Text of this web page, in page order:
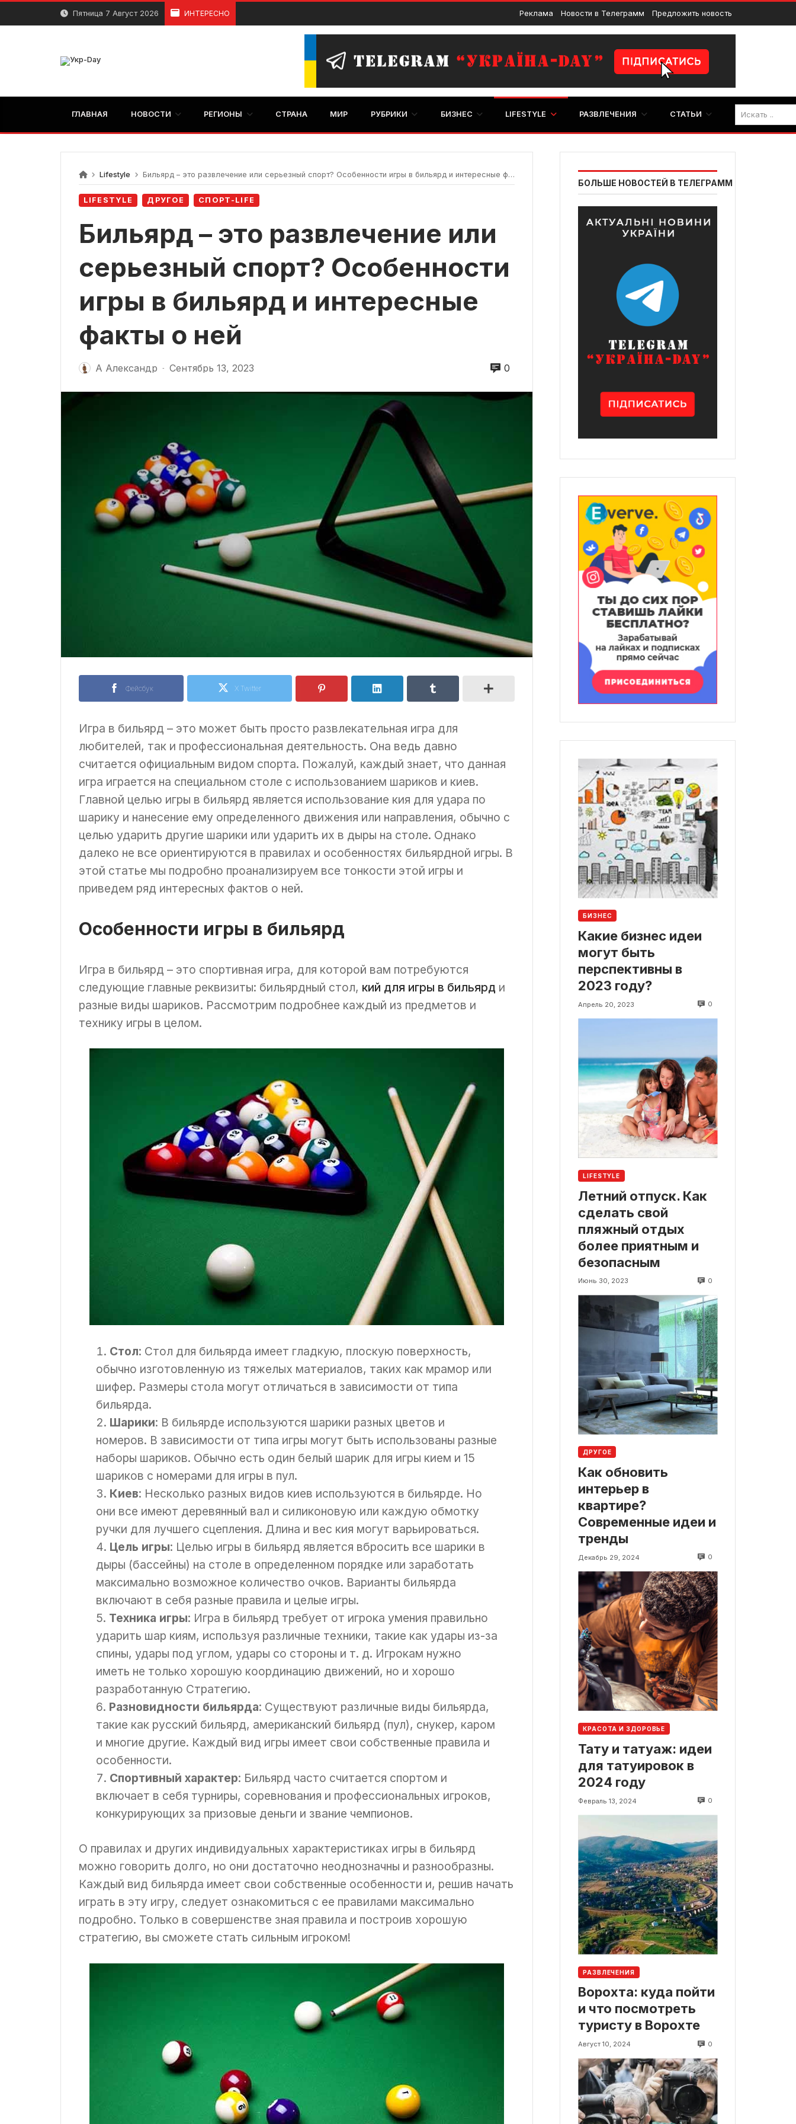
перейти
содержанию
Пятница 7 Август 2026 ИНТЕРЕСНО Реклама Новости в Телеграмм Предложить новость
ГЛАВНАЯ НОВОСТИ РЕГИОНЫ СТРАНА МИР РУБРИКИ БИЗНЕС LIFESTYLE РАЗВЛЕЧЕНИЯ СТАТЬИ
Lifestyle Бильярд – это развлечение или серьезный спорт? Особенности игры в бильярд и интересные факты о ней
LIFESTYLE ДРУГОЕ СПОРТ-LIFE
Бильярд – это развлечение или
серьезный спорт? Особенности
игры в бильярд и интересные
факты о ней
А Александр - Сентябрь 13, 2023 0
Фейсбук X Twitter
Игра в бильярд – это может быть просто развлекательная игра для
любителей, так и профессиональная деятельность. Она ведь давно
считается официальным видом спорта. Пожалуй, каждый знает, что данная
игра играется на специальном столе с использованием шариков и киев.
Главной целью игры в бильярд является использование кия для удара по
шарику и нанесение ему определенного движения или направления, обычно с
целью ударить другие шарики или ударить их в дыры на столе. Однако
далеко не все ориентируются в правилах и особенностях бильярдной игры. В
этой статье мы подробно проанализируем все тонкости этой игры и
приведем ряд интересных фактов о ней.
Особенности игры в бильярд
Игра в бильярд – это спортивная игра, для которой вам потребуются
следующие главные реквизиты: бильярдный стол, кий для игры в бильярд и
разные виды шариков. Рассмотрим подробнее каждый из предметов и
технику игры в целом.
Стол: Стол для бильярда имеет гладкую, плоскую поверхность,
обычно изготовленную из тяжелых материалов, таких как мрамор или
шифер. Размеры стола могут отличаться в зависимости от типа
бильярда.
Шарики: В бильярде используются шарики разных цветов и
номеров. В зависимости от типа игры могут быть использованы разные
наборы шариков. Обычно есть один белый шарик для игры кием и 15
шариков с номерами для игры в пул.
Киев: Несколько разных видов киев используются в бильярде. Но
они все имеют деревянный вал и силиконовую или каждую обмотку
ручки для лучшего сцепления. Длина и вес кия могут варьироваться.
Цель игры: Целью игры в бильярд является вбросить все шарики в
дыры (бассейны) на столе в определенном порядке или заработать
максимально возможное количество очков. Варианты бильярда
включают в себя разные правила и целые игры.
Техника игры: Игра в бильярд требует от игрока умения правильно
ударить шар киям, используя различные техники, такие как удары из-за
спины, удары под углом, удары со стороны и т. д. Игрокам нужно
иметь не только хорошую координацию движений, но и хорошо
разработанную Стратегию.
Разновидности бильярда: Существуют различные виды бильярда,
такие как русский бильярд, американский бильярд (пул), снукер, каром
и многие другие. Каждый вид игры имеет свои собственные правила и
особенности.
Спортивный характер: Бильярд часто считается спортом и
включает в себя турниры, соревнования и профессиональных игроков,
конкурирующих за призовые деньги и звание чемпионов.
О правилах и других индивидуальных характеристиках игры в бильярд
можно говорить долго, но они достаточно неоднозначны и разнообразны.
Каждый вид бильярда имеет свои собственные особенности и, решив начать
играть в эту игру, следует ознакомиться с ее правилами максимально
подробно. Только в совершенстве зная правила и построив хорошую
стратегию, вы сможете стать сильным игроком!
БОЛЬШЕ НОВОСТЕЙ В ТЕЛЕГРАММ
БИЗНЕС
Какие бизнес идеи
могут быть
перспективны в
2023 году?
Апрель 20, 2023 0
LIFESTYLE
Летний отпуск. Как
сделать свой
пляжный отдых
более приятным и
безопасным
Июнь 30, 2023 0
ДРУГОЕ
Как обновить
интерьер в
квартире?
Современные идеи и
тренды
Декабрь 29, 2024 0
КРАСОТА И ЗДОРОВЬЕ
Тату и татуаж: идеи
для татуировок в
2024 году
Февраль 13, 2024 0
РАЗВЛЕЧЕНИЯ
Ворохта: куда пойти
и что посмотреть
туристу в Ворохте
Август 10, 2024 0